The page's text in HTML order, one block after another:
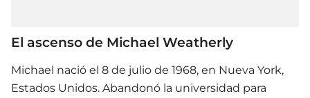
El ascenso de Michael Weatherly
Michael nació el 8 de julio de 1968, en Nueva York,
Estados Unidos. Abandonó la universidad para